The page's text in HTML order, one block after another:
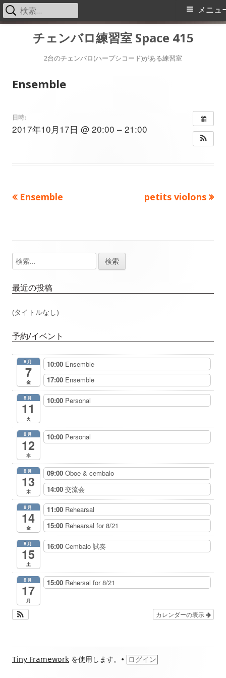
チェンバロ練習室 Space 415
2台のチェンバロ(ハープシコード)がある練習室
メ
メニュ
検
索:
Ensemble
日時:
2017年10月17日 @ 20:00 – 21:00
投
ビ
ゲ
ー
シ
ョ
前
Ensemble
次
petits violons
メ
イ
ン
バ
検
索:
最近の投稿
(タイトルなし)
予約/イベント
8月
7
金
10:00 Ensemble
17:00 Ensemble
8月
11
火
10:00 Personal
8月
12
水
10:00 Personal
8月
13
木
09:00 Oboe & cembalo
14:00 交流会
8月
14
金
11:00 Rehearsal
15:00 Rehearsal for 8/21
8月
15
土
16:00 Cembalo 試奏
8月
17
月
15:00 Rehersal for 8/21
カレンダーの表示
フ
Tiny Framework を使用します。 • ログイン